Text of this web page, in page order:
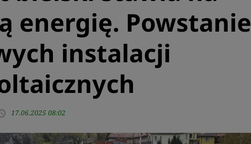
energię. Powstanie
instalacji
17.06.2025 08:02